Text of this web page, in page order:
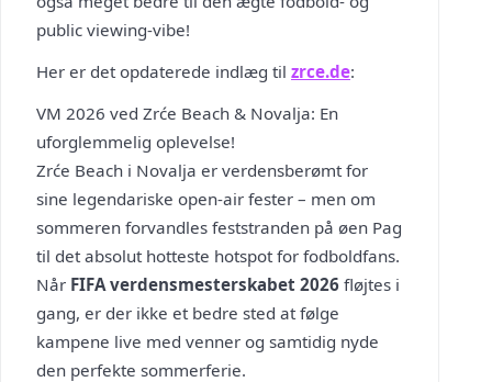
public viewing-vibe!
Her er det opdaterede indlæg til zrce.de:
VM 2026 ved Zrće Beach & Novalja: En
uforglemmelig oplevelse!
Zrće Beach i Novalja er verdensberømt for
sine legendariske open-air fester – men om
sommeren forvandles feststranden på øen Pag
til det absolut hotteste hotspot for fodboldfans.
Når FIFA verdensmesterskabet 2026 fløjtes i
gang, er der ikke et bedre sted at følge
kampene live med venner og samtidig nyde
den perfekte sommerferie.